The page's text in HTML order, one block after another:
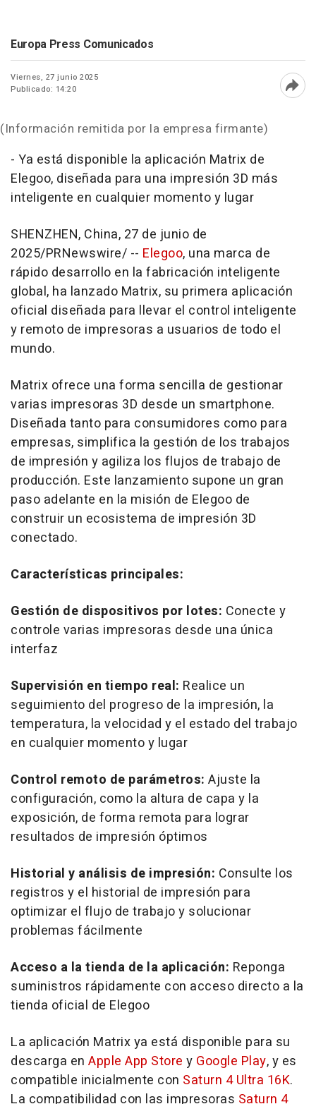
Europa Press Comunicados
Viernes, 27 junio 2025
Publicado: 14:20
(Información remitida por la empresa firmante)
- Ya está disponible la aplicación Matrix de
Elegoo, diseñada para una impresión 3D más
inteligente en cualquier momento y lugar
SHENZHEN, China, 27 de junio de
2025/PRNewswire/ -- Elegoo, una marca de
rápido desarrollo en la fabricación inteligente
global, ha lanzado Matrix, su primera aplicación
oficial diseñada para llevar el control inteligente
y remoto de impresoras a usuarios de todo el
mundo.
Matrix ofrece una forma sencilla de gestionar
varias impresoras 3D desde un smartphone.
Diseñada tanto para consumidores como para
empresas, simplifica la gestión de los trabajos
de impresión y agiliza los flujos de trabajo de
producción. Este lanzamiento supone un gran
paso adelante en la misión de Elegoo de
construir un ecosistema de impresión 3D
conectado.
Características principales:
Gestión de dispositivos por lotes: Conecte y
controle varias impresoras desde una única
interfaz
Supervisión en tiempo real: Realice un
seguimiento del progreso de la impresión, la
temperatura, la velocidad y el estado del trabajo
en cualquier momento y lugar
Control remoto de parámetros: Ajuste la
configuración, como la altura de capa y la
exposición, de forma remota para lograr
resultados de impresión óptimos
Historial y análisis de impresión: Consulte los
registros y el historial de impresión para
optimizar el flujo de trabajo y solucionar
problemas fácilmente
Acceso a la tienda de la aplicación: Reponga
suministros rápidamente con acceso directo a la
tienda oficial de Elegoo
La aplicación Matrix ya está disponible para su
descarga en Apple App Store y Google Play, y es
compatible inicialmente con Saturn 4 Ultra 16K.
La compatibilidad con las impresoras Saturn 4